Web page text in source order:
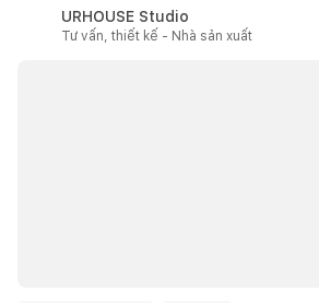
URHOUSE Studio
Tư vấn, thiết kế - Nhà sản xuất